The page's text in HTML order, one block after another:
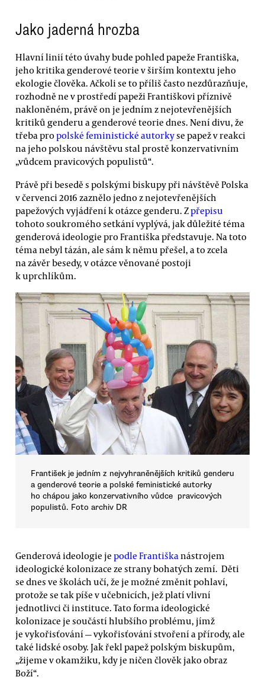
Jako jaderná hrozba
Hlavní linií této úvahy bude pohled papeže Františka,
jeho kritika genderové teorie v širším kontextu jeho
ekologie člověka. Ačkoli se to příliš často nezdůrazňuje,
rozhodně ne v prostředí papeži Františkovi příznivě
nakloněném, právě on je jedním z nejotevřenějších
kritiků genderu a genderové teorie dnes. Není divu, že
třeba propolské feministické autorkyse papež v reakci
na jeho polskou návštěvu stal prostě konzervativním
„vůdcem pravicových populistů“.
Právě při besedě s polskými biskupy při návštěvě Polska
v červenci 2016 zaznělo jedno z nejotevřenějších
papežových vyjádření k otázce genderu. Zpřepisu
tohoto soukromého setkání vyplývá, jak důležité téma
genderová ideologie pro Františka představuje. Na toto
téma nebyl tázán, ale sám k němu přešel, a to zcela
na závěr besedy, v otázce věnované postoji
k uprchlíkům.
František je jedním z nejvyhraněnějších kritiků genderu
a genderové teorie a polské feministické autorky
ho chápou jako konzervativního vůdce pravicových
populistů. Foto archiv DR
Genderová ideologie je podle Františka nástrojem
ideologické kolonizace ze strany bohatých zemí. Děti
se dnes ve školách učí, že je možné změnit pohlaví,
protože se tak píše v učebnicích, jež platí vlivní
jednotlivci či instituce. Tato forma ideologické
kolonizace je součástí hlubšího problému, jímž
je vykořisťování — vykořisťování stvoření a přírody, ale
také lidské osoby. Jak řekl papež polským biskupům,
„žijeme v okamžiku, kdy je ničen člověk jako obraz
Boží“.